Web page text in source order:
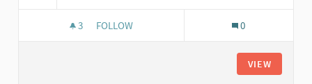
3 3 FOLLOWERS
FOLLOW 0
VIEW